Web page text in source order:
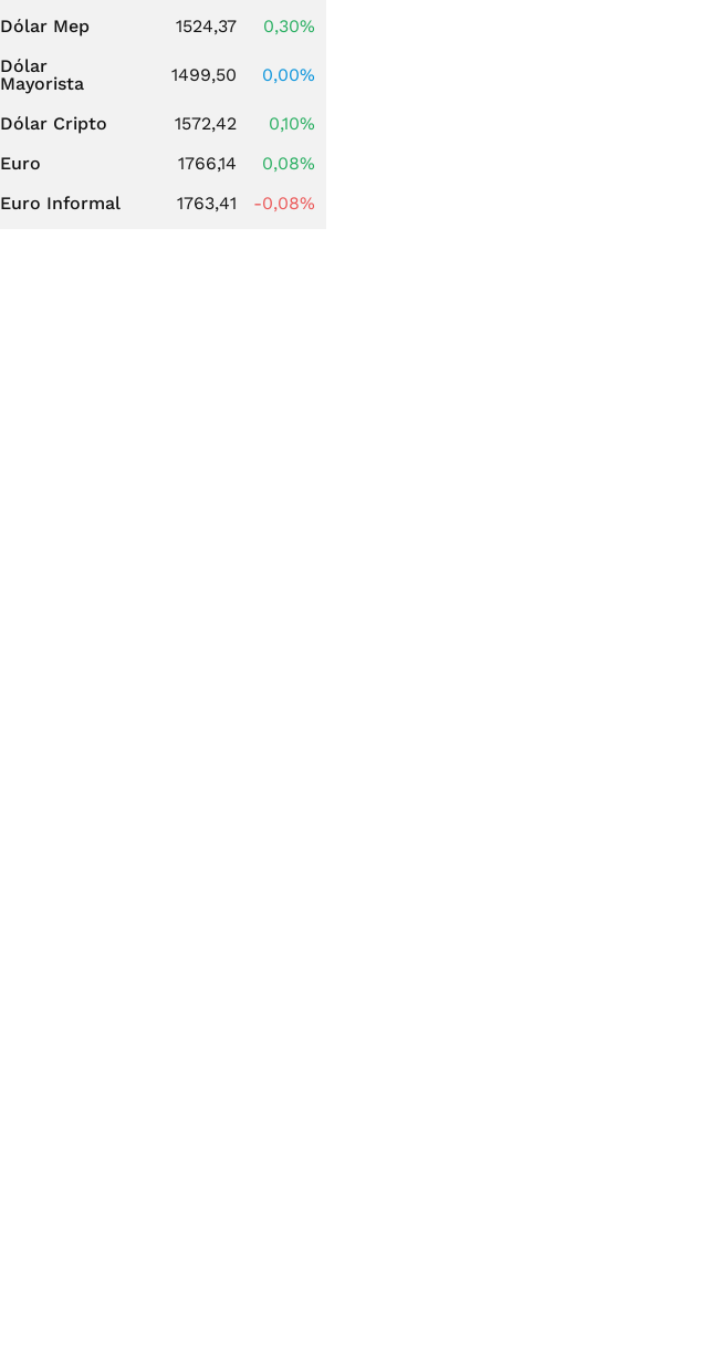
Dólar Mep 1524,37
0,30%
Dólar
Mayorista
1499,50 0,00%
Dólar Cripto 1572,42
0,10%
Euro
1766,14
0,08%
Euro Informal
1763,41 -0,08%